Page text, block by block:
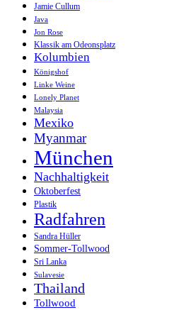
Jamie Cullum
Java
Jon Rose
Klassik am Odeonsplatz
Kolumbien
Königshof
Linke Weine
Lonely Planet
Malaysia
Mexiko
Myanmar
München
Nachhaltigkeit
Oktoberfest
Plastik
Radfahren
Sandra Hüller
Sommer-Tollwood
Sri Lanka
Sulavesie
Thailand
Tollwood